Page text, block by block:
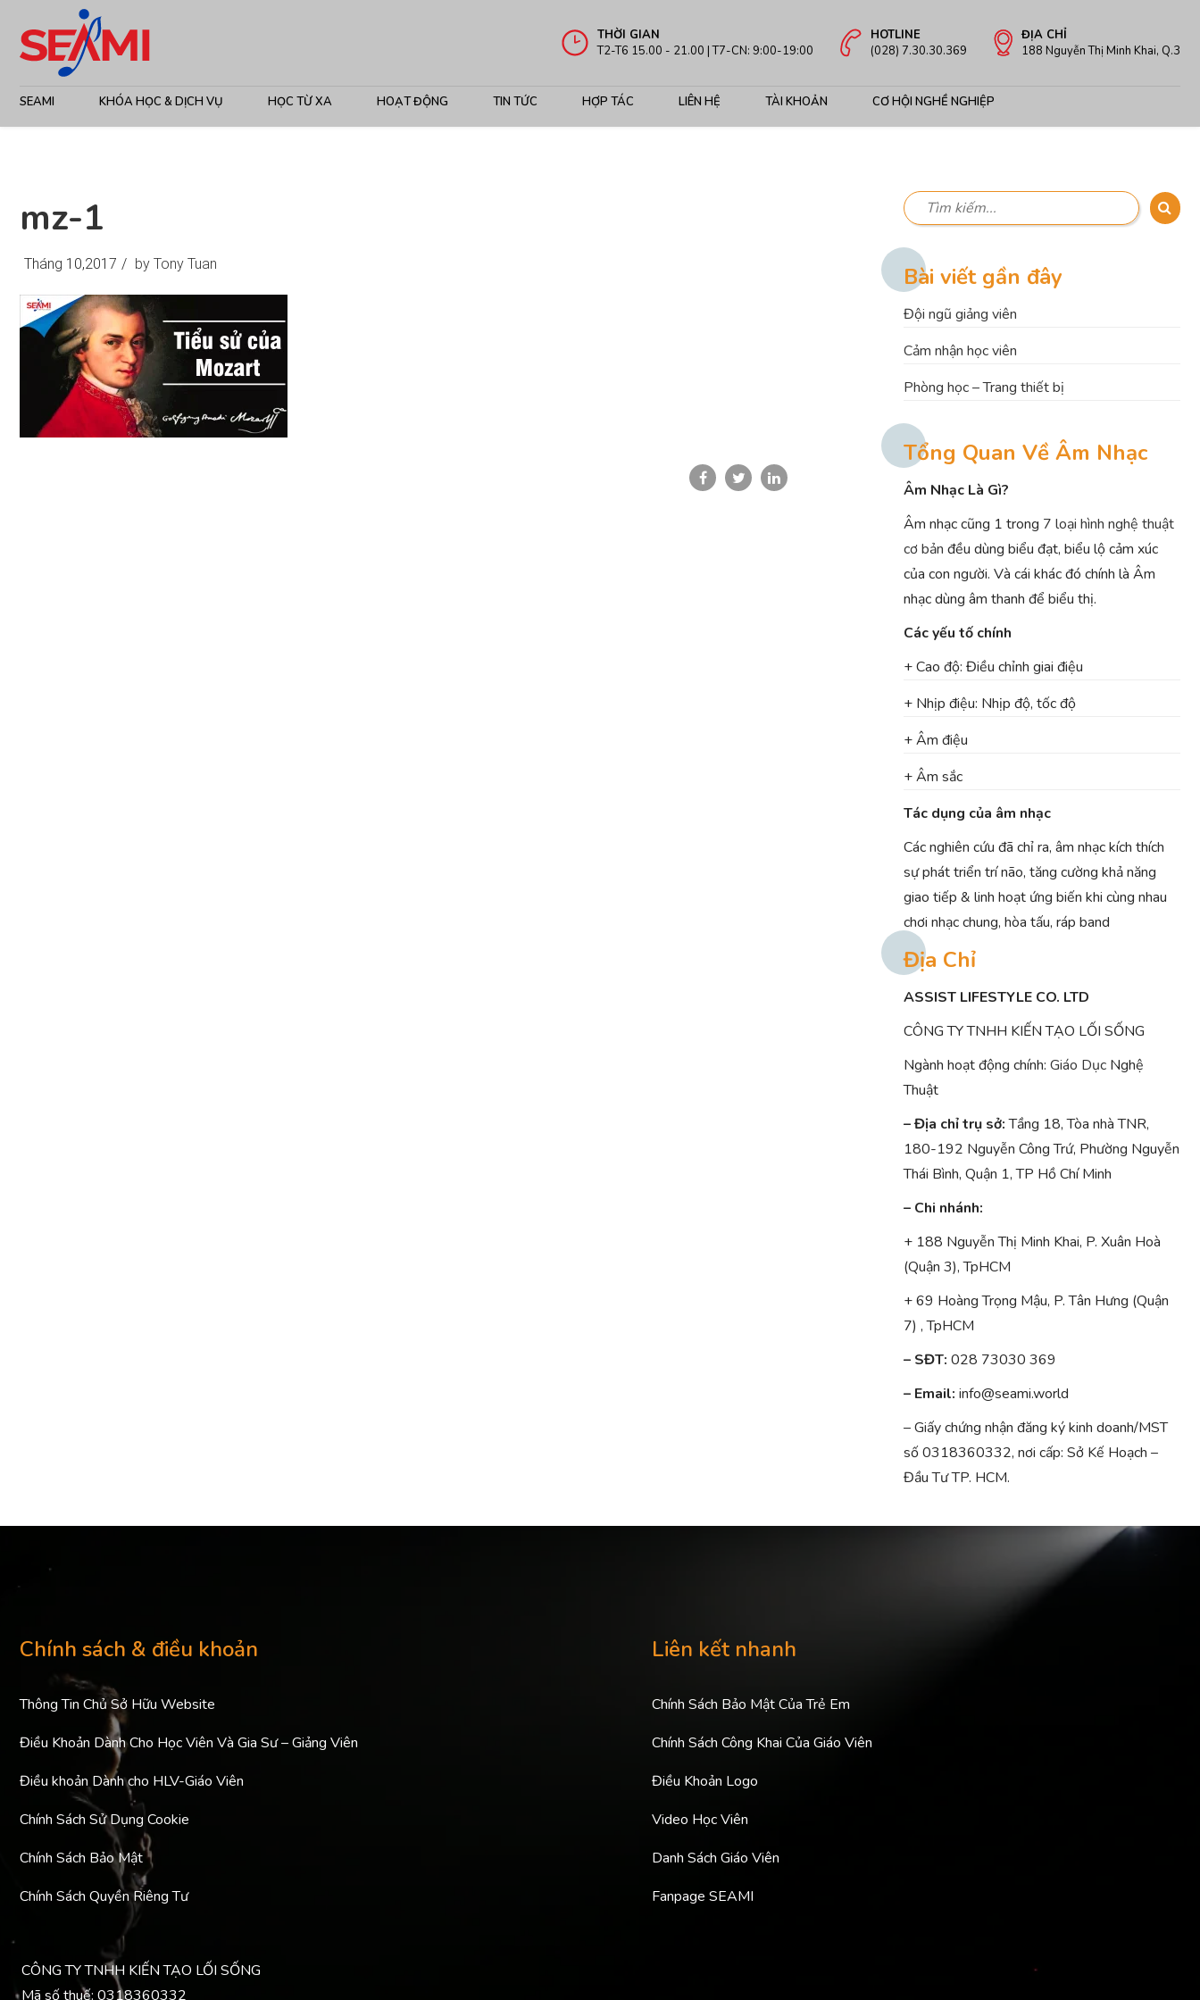
THỜI GIAN
T2-T6 15.00 - 21.00 | T7-CN: 9:00-19:00
HOTLINE
(028) 7.30.30.369
ĐỊA CHỈ
188 Nguyễn Thị Minh Khai, Q.3
SEAMI KHÓA HỌC & DỊCH VỤ HỌC TỪ XA HOẠT ĐỘNG TIN TỨC HỢP TÁC LIÊN HỆ TÀI KHOẢN CƠ HỘI NGHỀ NGHIỆP
mz-1
Tháng 10,2017 / by Tony Tuan Bài viết gần đây
Đội ngũ giảng viên
Cảm nhận học viên
Phòng học – Trang thiết bị
Tổng Quan Về Âm Nhạc
Âm Nhạc Là Gì?
Âm nhạc cũng 1 trong 7 loại hình nghệ thuật
cơ bản đều dùng biểu đạt, biểu lộ cảm xúc
của con người. Và cái khác đó chính là Âm
nhạc dùng âm thanh để biểu thị.
Các yếu tố chính
+ Cao độ: Điều chỉnh giai điệu
+ Nhịp điệu: Nhịp độ, tốc độ
+ Âm điệu
+ Âm sắc
Tác dụng của âm nhạc
Các nghiên cứu đã chỉ ra, âm nhạc kích thích
sự phát triển trí não, tăng cường khả năng
giao tiếp & linh hoạt ứng biến khi cùng nhau
chơi nhạc chung, hòa tấu, ráp band
Địa Chỉ
ASSIST LIFESTYLE CO. LTD
CÔNG TY TNHH KIẾN TẠO LỐI SỐNG
Ngành hoạt động chính: Giáo Dục Nghệ
Thuật
– Địa chỉ trụ sở:Tầng 18, Tòa nhà TNR,
180-192 Nguyễn Công Trứ, Phường Nguyễn
Thái Bình, Quận 1, TP Hồ Chí Minh
– Chi nhánh:
+ 188 Nguyễn Thị Minh Khai, P. Xuân Hoà
(Quận 3), TpHCM
+ 69 Hoàng Trọng Mậu, P. Tân Hưng (Quận
7) , TpHCM
– SĐT: 028 73030 369
– Email: info@seami.world
– Giấy chứng nhận đăng ký kinh doanh/MST
số 0318360332, nơi cấp: Sở Kế Hoạch –
Đầu Tư TP. HCM.
Chính sách & điều khoản
Thông Tin Chủ Sở Hữu Website
Điều Khoản Dành Cho Học Viên Và Gia Sư – Giảng Viên
Điều khoản Dành cho HLV-Giáo Viên
Chính Sách Sử Dụng Cookie
Chính Sách Bảo Mật
Chính Sách Quyền Riêng Tư
Liên kết nhanh
Chính Sách Bảo Mật Của Trẻ Em
Chính Sách Công Khai Của Giáo Viên
Điều Khoản Logo
Video Học Viên
Danh Sách Giáo Viên
Fanpage SEAMI
CÔNG TY TNHH KIẾN TẠO LỐI SỐNG
Mã số thuế: 0318360332